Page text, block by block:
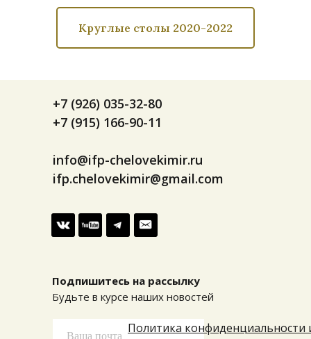
Круглые столы 2020-2022
Подпишитесь на рассылку
Будьте в курсе наших новостей
+7 (926) 035-32-80
+7 (915) 166-90-11
info@ifp-chelovekimir.ru
ifp.chelovekimir@gmail.com
Политика конфиденциальности